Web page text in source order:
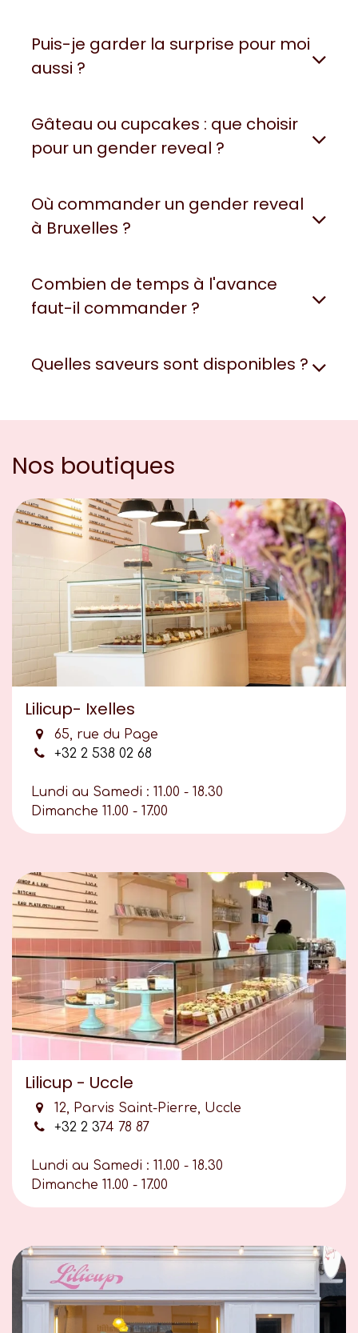
Puis-je garder la surprise pour moi
aussi ?
Gâteau ou cupcakes : que choisir
pour un gender reveal ?
Où commander un gender reveal
à Bruxelles ?
Combien de temps à l'avance
faut-il commander ?
Quelles saveurs sont disponibles ?
Nos boutiques
Lilicup- Ixelles
65, rue du Page
+32 2 538 02 68
Lundi au Samedi : 11.00 - 18.30
Dimanche 11.00 - 17.00
Lilicup - Uccle
12, Parvis Saint-Pierre, Uccle
+32 2 374 78 87
Lundi au Samedi : 11.00 - 18.30
Dimanche 11.00 - 17.00